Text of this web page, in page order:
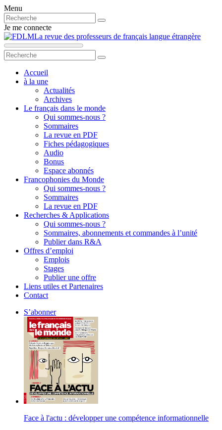
Menu
Je me connecte
La revue des professeurs de français langue étrangère
Accueil
à la une
Actualités
Archives
Le français dans le monde
Qui sommes-nous ?
Sommaires
La revue en PDF
Fiches pédagogiques
Audio
Bonus
Espace abonnés
Francophonies du Monde
Qui sommes-nous ?
Sommaires
La revue en PDF
Recherches & Applications
Qui sommes-nous ?
Sommaires, abonnements et commandes à l’unité
Publier dans R&A
Offres d’emploi
Emplois
Stages
Publier une offre
Liens utiles et Partenaires
Contact
S’abonner
Face à l'actu : développer une compétence informationnelle